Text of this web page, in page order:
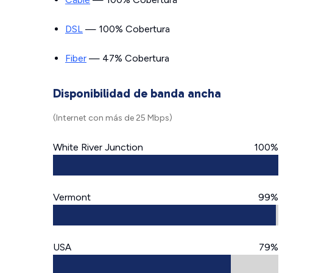
DSL — 100% Cobertura
Fiber — 47% Cobertura
Disponibilidad de banda ancha
(Internet con más de 25 Mbps)
White River Junction 100%
Vermont 99%
USA 79%